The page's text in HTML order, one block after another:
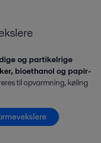
og partikelrige
bioethanol og papir-
til opvarmning, køling